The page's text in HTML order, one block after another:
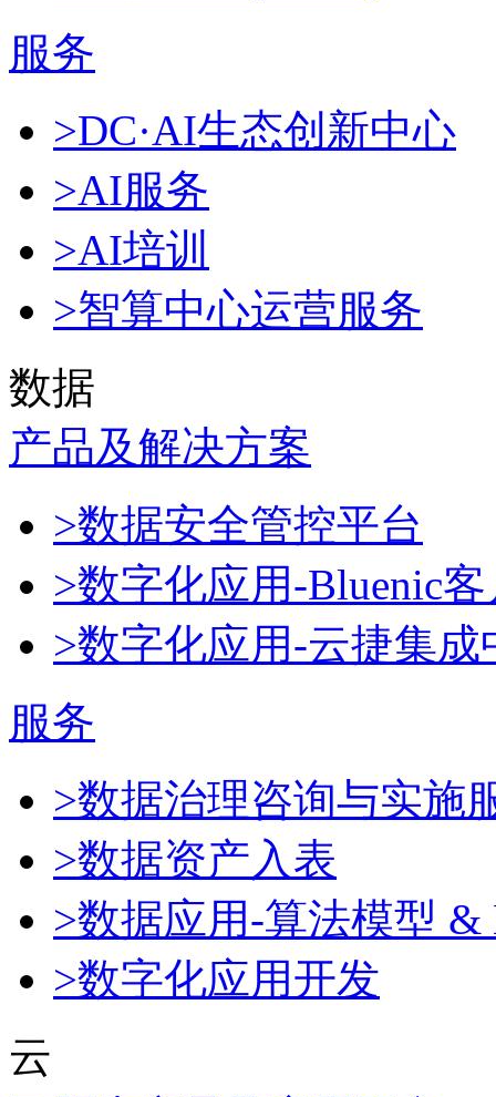
服务
>DC·AI生态创新中心
>AI服务
>AI培训
>智算中心运营服务
数据
产品及解决方案
>数据安全管控平台
>数字化应用-Bluenic
>数字化应用-云捷集成
服务
>数据治理咨询与实施
>数据资产入表
>数据应用-算法模型 &
>数字化应用开发
云